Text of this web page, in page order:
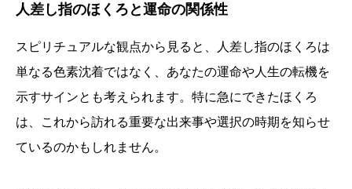
人差し指のほくろと運命の関係性
スピリチュアルな観点から見ると、人差し指のほくろは
単なる色素沈着ではなく、あなたの運命や人生の転機を
示すサインとも考えられます。特に急にできたほくろ
は、これから訪れる重要な出来事や選択の時期を知らせ
ているのかもしれません。